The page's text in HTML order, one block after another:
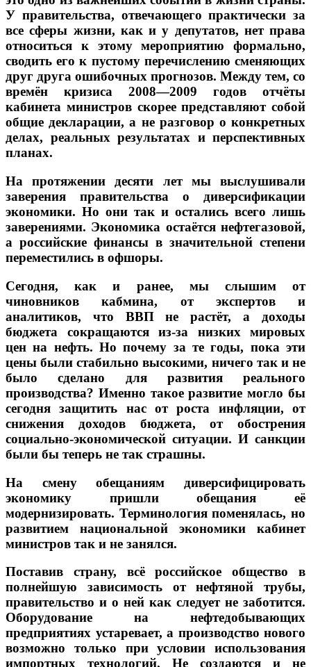
У правительства, отвечающего практически за
все сферы жизни, как и у депутатов, нет права
относиться к этому мероприятию формально,
сводить его к пустому перечислению сменяющих
друг друга ошибочных прогнозов. Между тем, со
времён кризиса 2008—2009 годов отчёты
кабинета министров скорее представляют собой
общие декларации, а не разговор о конкретных
делах, реальных результатах и перспективных
планах.
На протяжении десяти лет мы выслушивали
заверения правительства о диверсификации
экономики. Но они так и остались всего лишь
заверениями. Экономика остаётся нефтегазовой,
а российские финансы в значительной степени
переместились в офшоры.
Сегодня, как и ранее, мы слышим от
чиновников кабмина, от экспертов и
аналитиков, что ВВП не растёт, а доходы
бюджета сокращаются из-за низких мировых
цен на нефть. Но почему за те годы, пока эти
цены были стабильно высокими, ничего так и не
было сделано для развития реального
производства? Именно такое развитие могло бы
сегодня защитить нас от роста инфляции, от
снижения доходов бюджета, от обострения
социально-экономической ситуации. И санкции
были бы теперь не так страшны.
На смену обещаниям диверсифицировать
экономику пришли обещания её
модернизировать. Терминология поменялась, но
развитием национальной экономики кабинет
министров так и не занялся.
Поставив страну, всё российское общество в
полнейшую зависимость от нефтяной трубы,
правительство и о ней как следует не заботится.
Оборудование на нефтедобывающих
предприятиях устаревает, а производство нового
возможно только при условии использования
импортных технологий. Не создаются и не